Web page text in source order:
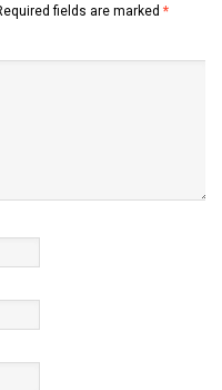
fields are marked *